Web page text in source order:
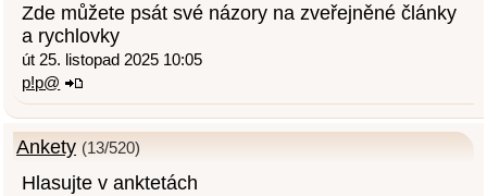
Zde můžete psát své názory na zveřejněné články
a rychlovky
út 25. listopad 2025 10:05
p!p@
Ankety (13/520)
Hlasujte v anktetách